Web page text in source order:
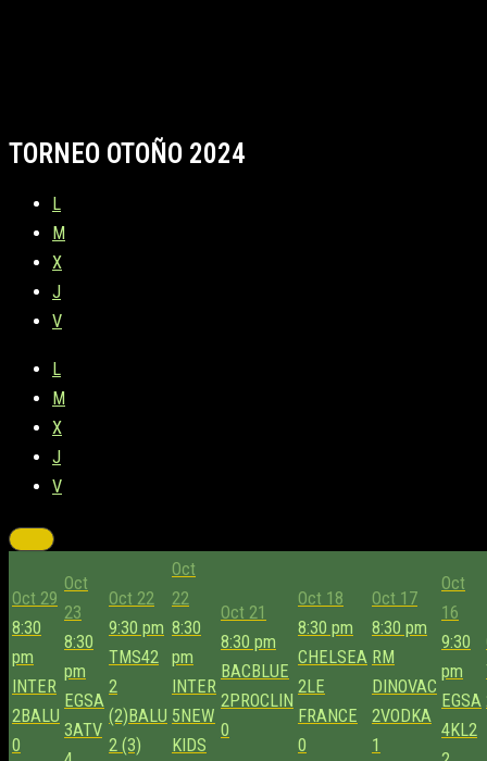
TORNEO OTOÑO 2024
L
M
X
J
V
L
M
X
J
V
Oct 29
8:30
pm
INTER
2BALU
0
Oct
23
8:30
pm
EGSA
3ATV
Oct 22
9:30 pm
TMS42
2
(2)BALU
2 (3)
Oct
22
8:30
pm
INTER
5NEW
KIDS
Oct 21
8:30 pm
BACBLUE
2PROCLIN
0
Oct 18
8:30 pm
CHELSEA
2LE
FRANCE
0
Oct 17
8:30 pm
RM
DINOVAC
2VODKA
1
Oct
16
9:30
pm
EGSA
4KL2